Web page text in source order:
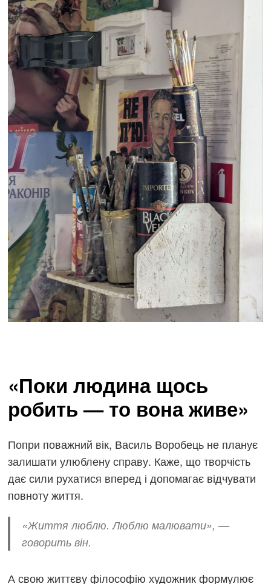
«Поки людина щось
робить — то вона живе»
Попри поважний вік, Василь Воробець не планує
залишати улюблену справу. Каже, що творчість
дає сили рухатися вперед і допомагає відчувати
повноту життя.
«Життя люблю. Люблю малювати», —
говорить він.
А свою життєву філософію художник формулює